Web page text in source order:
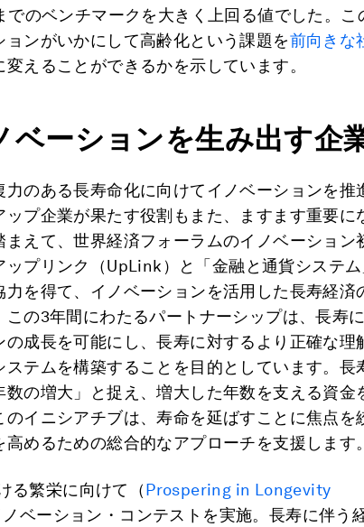
でのベンチマークを大きく上回る値でした。こ
ンがいかにして高齢化という課題を前向きな
えることができるかを示しています。
ベーションを生み出す企
のある長寿命化に向けてイノベーションを推
プ企業が果たす役割もまた、ますます重要に
えて、世界経済フォーラムのイノベーション
プリンク（UpLink）と「金融と通貨システム
を得て、イノベーションを活用した長寿経済
の3年間にわたるパートナーシップは、長寿
の成長を可能にし、長寿に対するより正確な理
ステムを構築することを目的としています。長
の増大」と捉え、増大した年数を支える資金
イニシアチブは、寿命を延ばすことに焦点を
めるための総合的なアプローチを支援します。
る繁栄に向けて（Prospering in Longevity
ベーション・コンテストを実施。長寿に伴う